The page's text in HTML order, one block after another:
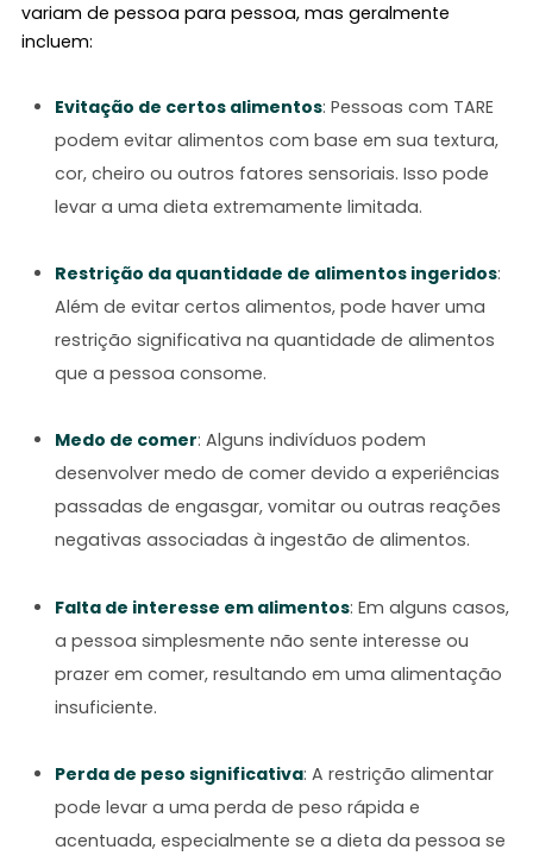
variam de pessoa para pessoa, mas geralmente
incluem:
Evitação de certos alimentos: Pessoas com TARE
podem evitar alimentos com base em sua textura,
cor, cheiro ou outros fatores sensoriais. Isso pode
levar a uma dieta extremamente limitada.
Restrição da quantidade de alimentos ingeridos:
Além de evitar certos alimentos, pode haver uma
restrição significativa na quantidade de alimentos
que a pessoa consome.
Medo de comer: Alguns indivíduos podem
desenvolver medo de comer devido a experiências
passadas de engasgar, vomitar ou outras reações
negativas associadas à ingestão de alimentos.
Falta de interesse em alimentos: Em alguns casos,
a pessoa simplesmente não sente interesse ou
prazer em comer, resultando em uma alimentação
insuficiente.
Perda de peso significativa: A restrição alimentar
pode levar a uma perda de peso rápida e
acentuada, especialmente se a dieta da pessoa se